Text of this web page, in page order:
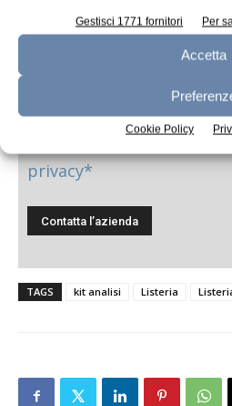
Gestisci 1771 fornitori Per
Accetta
Cookie Policy
privacy*
TAGS kit analisi Listeria